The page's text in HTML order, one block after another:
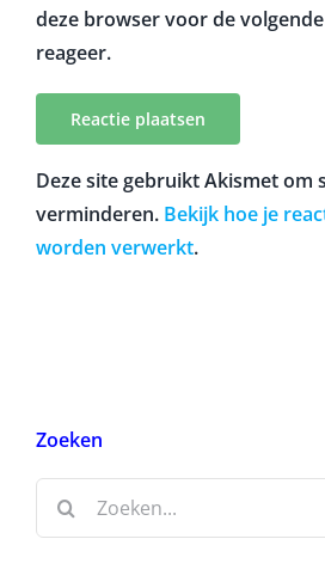
deze browser voor de
reageer.
Deze site gebruikt Akismet om
verminderen. Bekijk hoe je
worden verwerkt.
Zoeken
Zoeken